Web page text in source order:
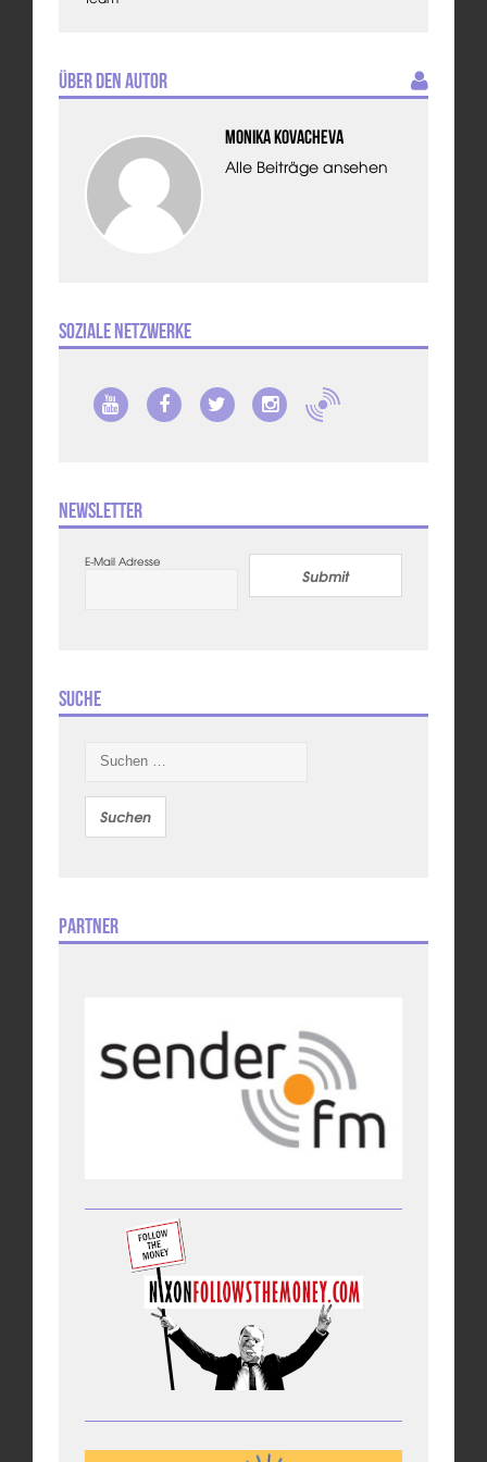
Über den Autor
Monika Kovacheva
Alle Beiträge ansehen
Soziale Netzwerke
Newsletter
E-Mail Adresse
Submit
Suche
nach:
Partner